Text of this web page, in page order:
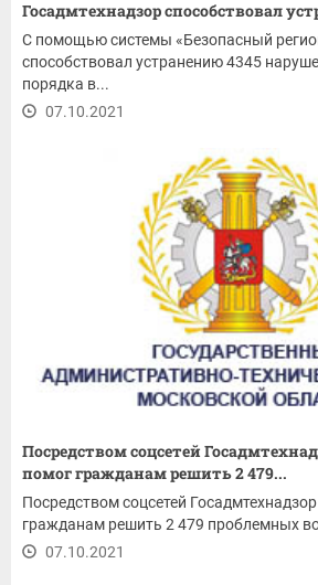
Госадмтехнадзор способствовал
С помощью системы «Безопасный
способствовал устранению 4345
порядка в...
07.10.2021
Посредством соцсетей
помог гражданам решить 2 479...
Посредством соцсетей
гражданам решить 2 479 проблемных
07.10.2021